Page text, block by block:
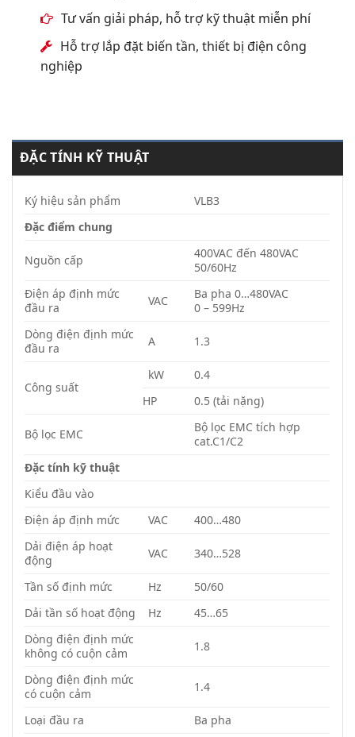
Tư vấn giải pháp, hỗ trợ kỹ thuật miễn phí
Hỗ trợ lắp đặt biến tần, thiết bị điện công
nghiệp
ĐẶC TÍNH KỸ THUẬT
Ký hiệu sản phẩm
VLB3
Đặc điểm chung
Nguồn cấp
400VAC đến 480VAC
50/60Hz
Điện áp định mức
đầu ra
VAC
Ba pha 0…480VAC
0 – 599Hz
Dòng điện định mức
đầu ra
A 1.3
Công suất
kW
0.4
HP
0.5 (tải nặng)
Bộ lọc EMC
Bộ lọc EMC tích hợp
cat.C1/C2
Đặc tính kỹ thuật
Kiểu đầu vào
Điện áp định mức
VAC
400…480
Dải điện áp hoạt
động
VAC 340…528
Tần số định mức Hz
50/60
Dải tần số hoạt động
Hz
45…65
Dòng điện định mức
không có cuộn cảm
1.8
Dòng điện định mức
có cuộn cảm
1.4
Loại đầu ra
Ba pha